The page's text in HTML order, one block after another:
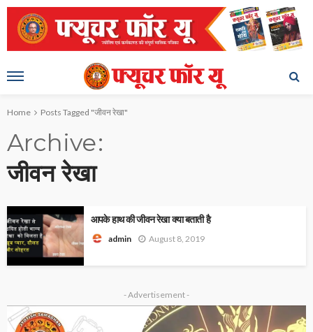
Home Posts Tagged "जीवन रेखा"
Archive
जीवन रेखा
आपके हाथ की जीवन रेखा क्या बताती है
admin August 8, 2019
- Advertisement -